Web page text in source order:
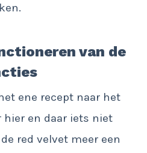
van de
ene recept naar het
hier en daar iets niet
red velvet meer een